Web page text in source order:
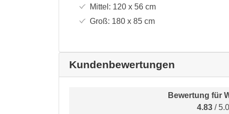
Mittel: 120 x 56cm
Groß: 180 x 85cm
Kundenbewertungen
Bewertung für
4.83 /